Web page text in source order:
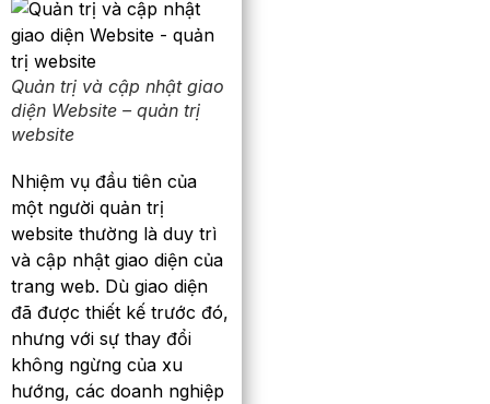
Quản trị và cập nhật giao
diện Website – quản trị
website
Nhiệm vụ đầu tiên của
một người quản trị
website thường là duy trì
và cập nhật giao diện của
trang web. Dù giao diện
đã được thiết kế trước đó,
nhưng với sự thay đổi
không ngừng của xu
hướng, các doanh nghiệp